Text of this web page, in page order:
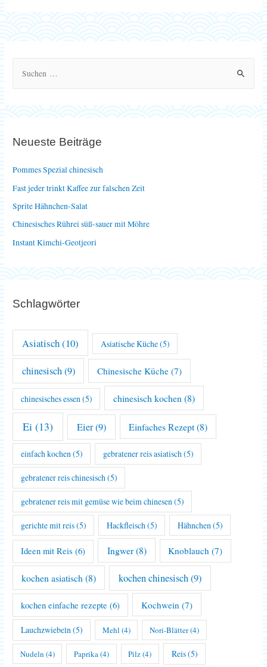
n
c
h
:
Neueste Beiträge
Pommes Spezial chinesisch
Fast jeder trinkt Kaffee zur falschen Zeit
Sprite Hähnchen-Salat
Chinesisches Rührei süß-sauer mit Möhre
Instant Kimchi-Geotjeori
Schlagwörter
Asiatisch(10) Asiatische Küche(5)
chinesisch(9) Chinesische Küche (7)
chinesisches essen(5) chinesisch kochen (8)
Ei (13) Eier(9) Einfaches Rezept(8)
einfach kochen(5) gebratener reis asiatisch(5)
gebratener reis chinesisch (5)
gebratener reis mit gemüse wie beim chinesen (5)
gerichte mit reis(5) Hackfleisch (5) Hähnchen (5)
Ideen mit Reis (6) Ingwer(8) Knoblauch (7)
kochen asiatisch (8) kochen chinesisch(9)
kochen einfache rezepte (6) Kochwein (7)
Lauchzwiebeln(5) Mehl (4) Nori-Blätter(4)
Nudeln (4) Paprika(4) Pilz(4) Reis(5)